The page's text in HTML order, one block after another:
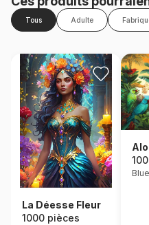
Tous Adulte
La Déesse Fleur
1000 pièces